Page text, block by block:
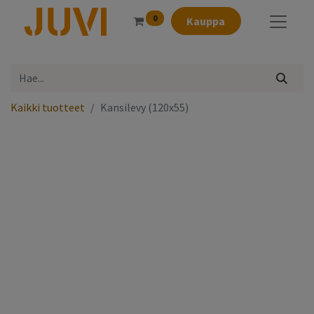
0 Kauppa
Kaikki tuotteet Kansilevy (120x55)